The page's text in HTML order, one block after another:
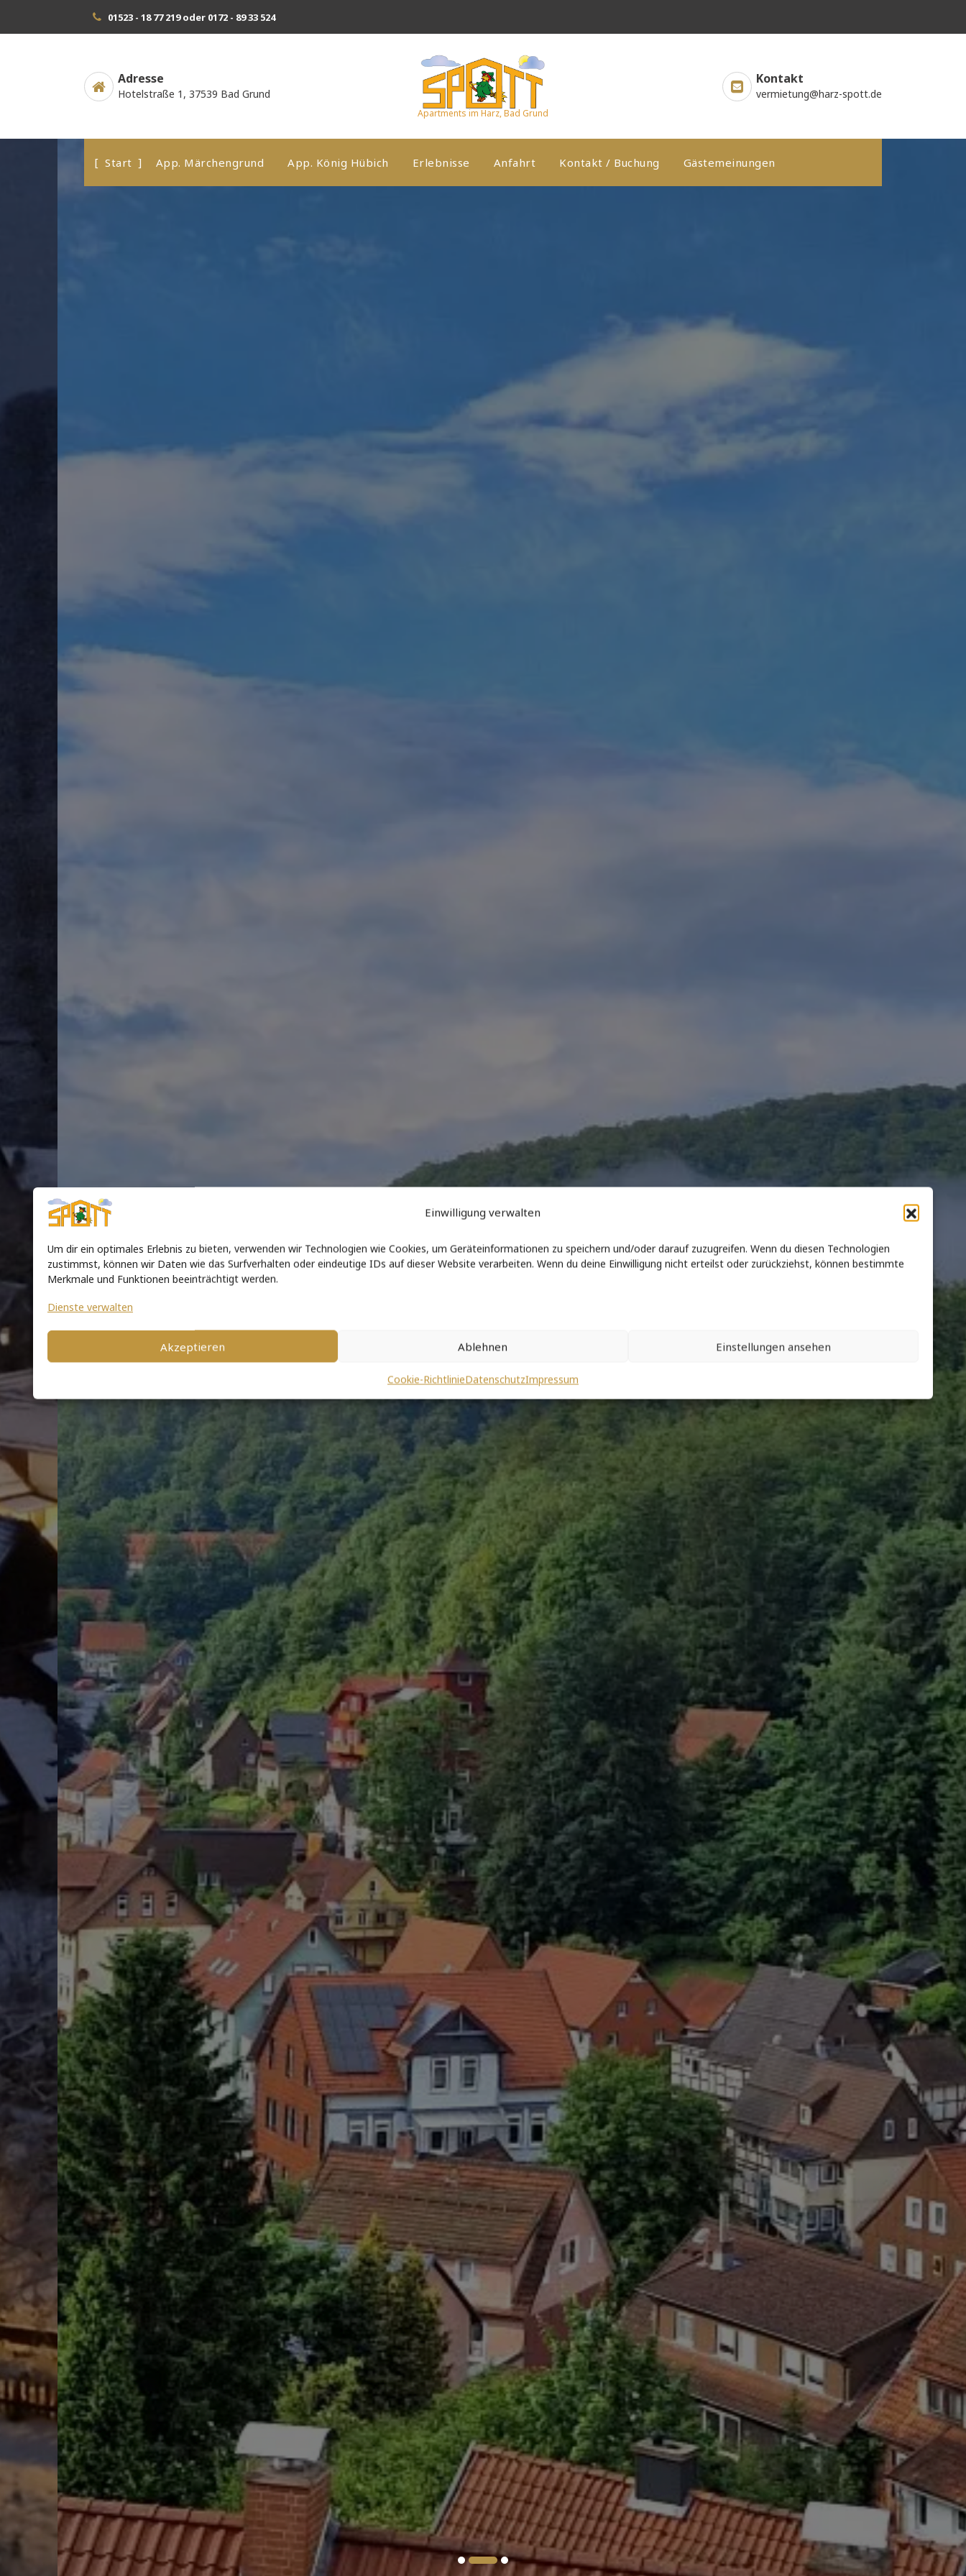
Einwilligung verwalten
Um dir ein optimales Erlebnis zu bieten, verwenden wir Technologien wie Cookies, um Geräteinformationen zu speichern und/oder darauf zuzugreifen. Wenn du diesen Technologien
zustimmst, können wir Daten wie das Surfverhalten oder eindeutige IDs auf dieser Website verarbeiten. Wenn du deine Einwilligung nicht erteilst oder zurückziehst, können bestimmte
Merkmale und Funktionen beeinträchtigt werden.
Dienste verwalten
Akzeptieren Ablehnen Einstellungen ansehen
Cookie-RichtlinieDatenschutzImpressum
Inhalt
01523 - 18 77 219 oder 0172 - 89 33 524
Adresse
Hotelstraße 1, 37539 Bad Grund
Apartments im Harz, Bad Grund
Kontakt
vermietung@harz-spott.de
Start App. Märchengrund App. König Hübich Erlebnisse Anfahrt Kontakt / Buchung Gästemeinungen
durchatmen, Ruhe und
Aussicht genießen
schöne moderne Ferienwohnungen zu günstigen Preisen.